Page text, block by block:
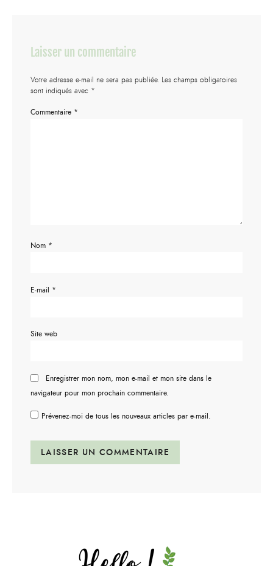
Laisser un commentaire
Votre adresse e-mail ne sera pas publiée. Les champs obligatoires
sont indiqués avec *
Commentaire *
Nom *
E-mail *
Site web
Enregistrer mon nom, mon e-mail et mon site dans le
navigateur pour mon prochain commentaire.
Prévenez-moi de tous les nouveaux articles par e-mail.